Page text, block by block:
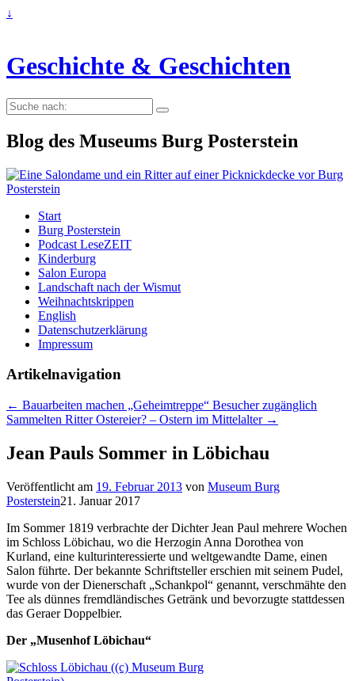
↓
Geschichte & Geschichten
Suche
nach:
Blog des Museums Burg Posterstein
Start
Burg Posterstein
Podcast LeseZEIT
Kinderburg
Salon Europa
Landschaft nach der Wismut
Weihnachtskrippen
English
Datenschutzerklärung
Impressum
Artikelnavigation
← Bauarbeiten machen „Geheimtreppe“ Besucher zugänglich
Sammelten Ritter Ostereier? – Ostern im Mittelalter →
Jean Pauls Sommer in Löbichau
Veröffentlicht am 19. Februar 2013 von Museum Burg
Posterstein21. Januar 2017
Im Sommer 1819 verbrachte der Dichter Jean Paul mehrere Wochen
im Schloss Löbichau, wo die Herzogin Anna Dorothea von
Kurland, eine kulturinteressierte und weltgewandte Dame, einen
Salon führte. Der bekannte Schriftsteller erschien mit seinem Pudel,
wurde von der Dienerschaft „Schankpol“ genannt, verschmähte den
Tee als dünnes fremdländisches Getränk und bevorzugte stattdessen
das Geraer Doppelbier.
Der „Musenhof Löbichau“